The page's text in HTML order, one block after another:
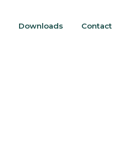
Downloads Contact